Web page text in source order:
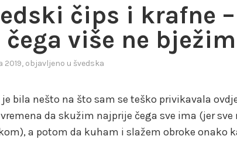
čips i krafne
čega više ne bježim
2019, objavljeno u švedska
je bila nešto na što sam se teško privikavala
da skužim najprije čega sve ima (jer
a potom da kuham i slažem obroke onako